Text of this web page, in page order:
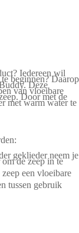
Iedereen wil
beginnen? Daarop
Deze
van vloeibare
Door met de
met warm water te
geklieder neem je
de zeep in te
een vloeibare
tussen gebruik